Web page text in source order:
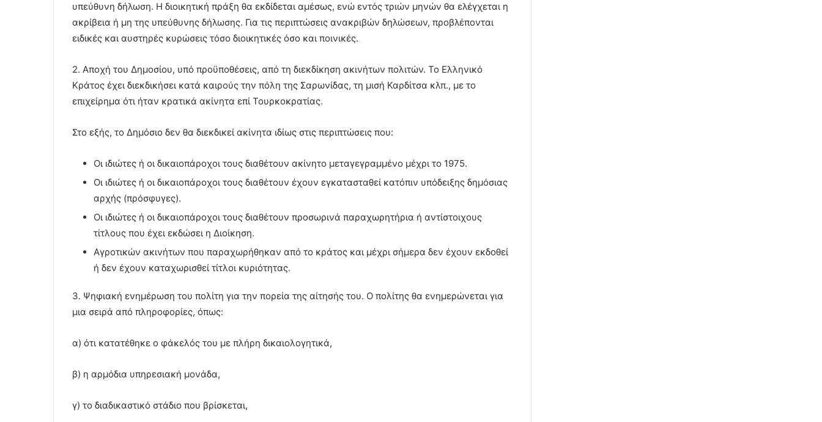
υπεύθυνη δήλωση. Η διοικητική πράξη θα εκδίδεται αμέσως, ενώ εντός τριών μηνών θα ελέγχεται η
ακρίβεια ή μη της υπεύθυνης δήλωσης. Για τις περιπτώσεις ανακριβών δηλώσεων, προβλέπονται
ειδικές και αυστηρές κυρώσεις τόσο διοικητικές όσο και ποινικές.
2. Αποχή του Δημοσίου, υπό προϋποθέσεις, από τη διεκδίκηση ακινήτων πολιτών. Το Ελληνικό
Κράτος έχει διεκδικήσει κατά καιρούς την πόλη της Σαρωνίδας, τη μισή Καρδίτσα κλπ., με το
επιχείρημα ότι ήταν κρατικά ακίνητα επί Τουρκοκρατίας.
Στο εξής, το Δημόσιο δεν θα διεκδικεί ακίνητα ιδίως στις περιπτώσεις που:
Οι ιδιώτες ή οι δικαιοπάροχοι τους διαθέτουν ακίνητο μεταγεγραμμένο µέχρι το 1975.
Οι ιδιώτες ή οι δικαιοπάροχοι τους διαθέτουν έχουν εγκατασταθεί κατόπιν υπόδειξης δηµόσιας
αρχής (πρόσφυγες).
Οι ιδιώτες ή οι δικαιοπάροχοι τους διαθέτουν προσωρινά παραχωρητήρια ή αντίστοιχους
τίτλους που έχει εκδώσει η Διοίκηση.
Αγροτικών ακινήτων που παραχωρήθηκαν από το κράτος και μέχρι σήμερα δεν έχουν εκδοθεί
ή δεν έχουν καταχωρισθεί τίτλοι κυριότητας.
3. Ψηφιακή ενημέρωση του πολίτη για την πορεία της αίτησής του. Ο πολίτης θα ενημερώνεται για
µια σειρά από πληροφορίες, όπως:
α) ότι κατατέθηκε ο φάκελός του µε πλήρη δικαιολογητικά,
β) η αρμόδια υπηρεσιακή μονάδα,
γ) το διαδικαστικό στάδιο που βρίσκεται,